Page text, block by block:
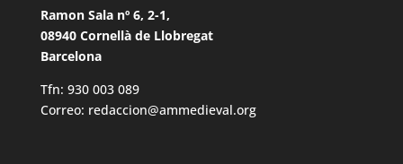
Ramon Sala nº 6, 2-1,
08940 Cornellà de Llobregat
Barcelona
Tfn: 930 003 089
Correo: redaccion@ammedieval.org